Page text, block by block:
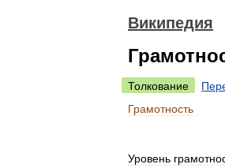
Википедия
Толкование
Грамотность
Уровень